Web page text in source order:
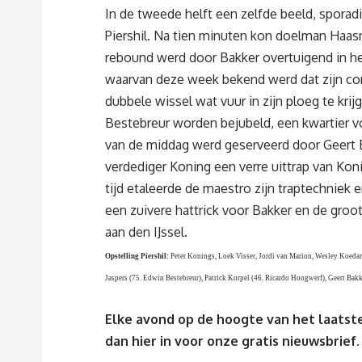
In de tweede helft een zelfde beeld,
Piershil. Na tien minuten kon doelman
rebound werd door Bakker overtuigend in
waarvan deze week bekend werd dat zijn
dubbele wissel wat vuur in zijn ploeg te
Bestebreur worden bejubeld, een kwartier
van de middag werd geserveerd door
verdediger Koning een verre uittrap van
tijd etaleerde de maestro zijn traptechniek
een zuivere hattrick voor Bakker en de
aan den IJssel.
Opstelling Piershil: Peter Konings, Loek Visser, Jordi van Marion, Wesley
Jaspers (75. Edwin Bestebreur), Patrick Korpel (46. Ricardo Hoogwerf), Geert
Elke avond op de hoogte van het
dan hier in voor onze gratis nieuwsbrief.